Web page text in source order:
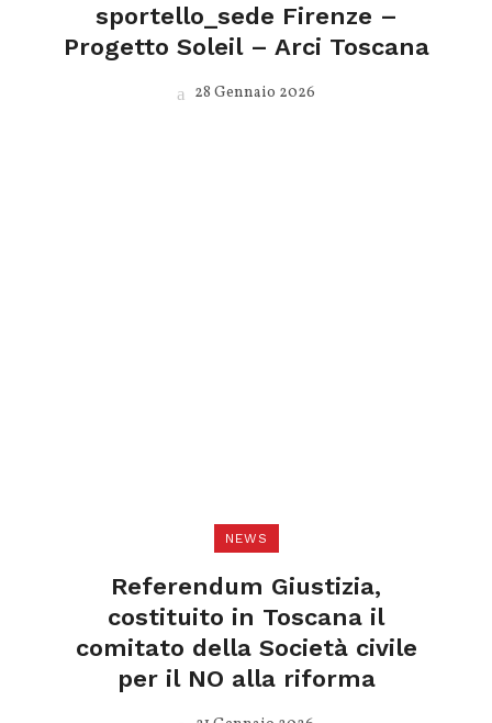
sportello_sede Firenze –
Progetto Soleil – Arci Toscana
28 Gennaio 2026
NEWS
Referendum Giustizia,
costituito in Toscana il
comitato della Società civile
per il NO alla riforma